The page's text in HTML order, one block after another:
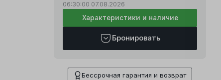
06:30:00 07.08.2026
Характеристики и наличие
Бронировать
Бессрочная гарантия и возврат